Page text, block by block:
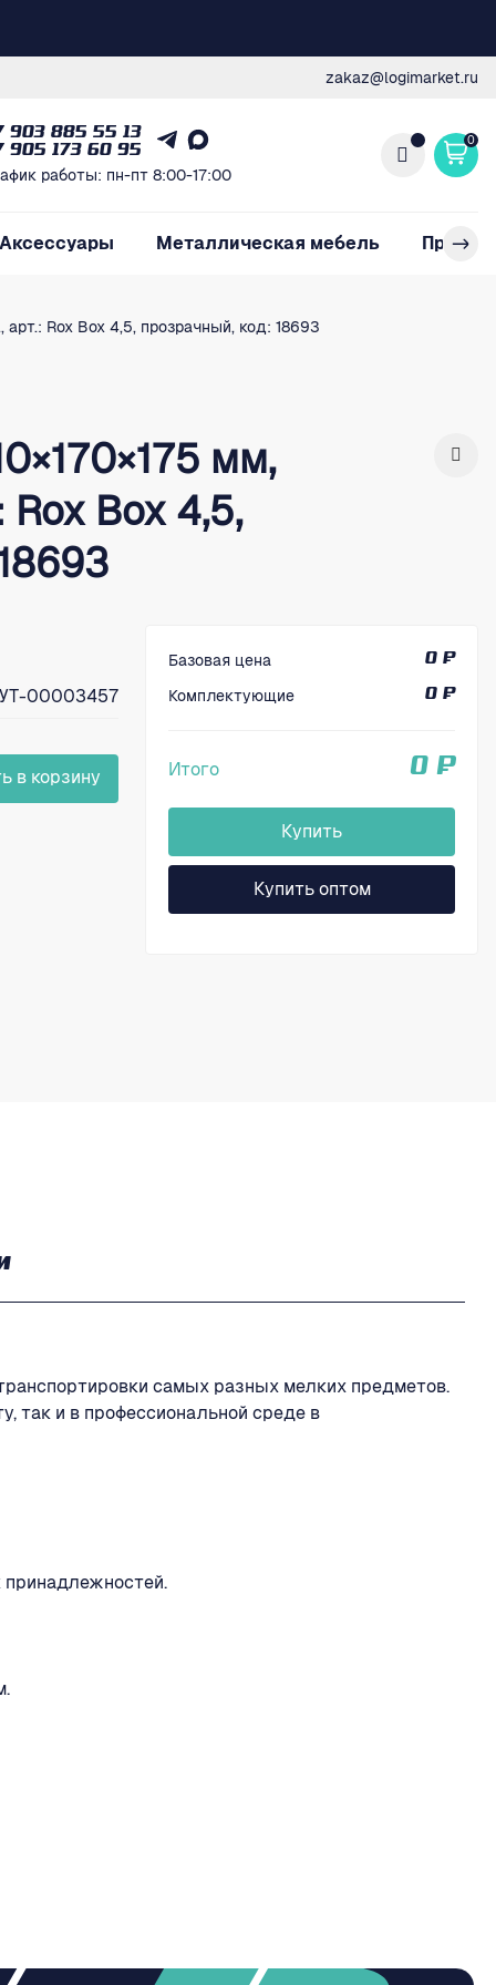
zakaz@logimarket.ru
903 885 55 13
905 173 60 95
работы: пн-пт 8:00-17:00
0
Аксессуары Металлическая мебель
Rox Box 4,5, прозрачный, код: 18693
мм,
Box 4,5,
УТ-00003457
в корзину
Базовая цена
0 ₽
Комплектующие
0 ₽
Итого 0 ₽
Купить
Купить оптом
самых разных мелких предметов.
так и в профессиональной среде в